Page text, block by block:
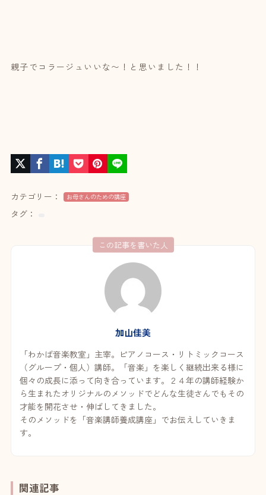
親子でコラージュいいな〜！と思いました！！
カテゴリー： お母さんのための講座
タグ：
この記事を書いた人
加山佳美
「わかば音楽教室」主宰。ピアノコース・リトミックコース
（グループ・個人）講師。「音楽」を楽しく継続出来る様に
個々の成長に添って向き合っています。２４年の講師経験か
ら生まれたオリジナルのメソッドでどんな生徒さんでもその
才能を開花させ・伸ばしてきました。
そのメソッドを「音楽講師養成講座」でお伝えしていきま
す。
関連記事